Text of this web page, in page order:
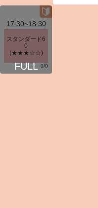
17:30~18:30
スタンダード6
0
(★★★☆☆)
0/0